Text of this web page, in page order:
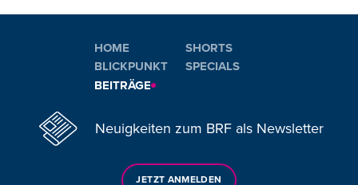
HOME
BLICKPUNKT
BEITRÄGE
SHORTS
SPECIALS
Neuigkeiten zum BRF als Newsletter
JETZT ANMELDEN